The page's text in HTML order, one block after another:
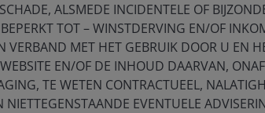
by selective cooperation, modest
notably, we believe it has likely
structure of US‑China relations.
ALSMEDE INCIDENTELE OF
TOT – WINSTDERVING EN/OF
VERBAND MET HET GEBRUIK DOOR U EN
EN/OF DE INHOUD DAARVAN,
TE WETEN CONTRACTUEEL,
NIETTEGENSTAANDE EVENTUELE